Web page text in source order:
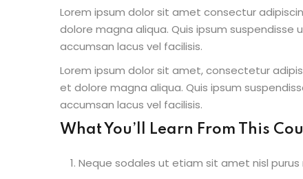
Lorem ipsum dolor sit amet consectur
dolore magna aliqua. Quis ipsum suspendisse
accumsan lacus vel facilisis.
Lorem ipsum dolor sit amet, consectetur
et dolore magna aliqua. Quis ipsum
accumsan lacus vel facilisis.
What You’ll Learn From This
Neque sodales ut etiam sit amet nisl